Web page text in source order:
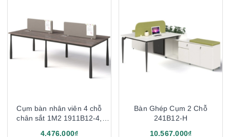
Cụm bàn nhân viên 4 chỗ
chân sắt 1M2 1911B12-4,
4.476.000₫
Bàn Ghép Cụm 2 Chỗ
241B12-H
10.567.000₫